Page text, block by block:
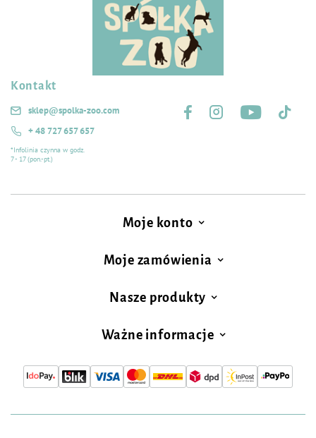
Kontakt
sklep@spolka-zoo.com
+ 48 727 657 657
*Infolinia czynna w godz.
7 - 17 (pon.-pt.)
Moje konto
Moje zamówienia
Nasze produkty
Ważne informacje